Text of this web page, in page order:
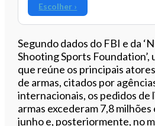
Escolher ›
Segundo dados do FBI e da
Shooting Sports Foundation’,
que reúne os principais
de armas, citados por
internacionais, os pedidos de
armas excederam 7,8
junho e, posteriormente, no